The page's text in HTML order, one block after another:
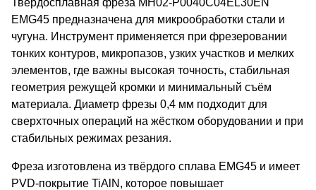
EMG45 предназначена для микрообработки стали и
чугуна. Инструмент применяется при фрезеровании
тонких контуров, микропазов, узких участков и мелких
элементов, где важны высокая точность, стабильная
геометрия режущей кромки и минимальный съём
материала. Диаметр фрезы 0,4 мм подходит для
сверхточных операций на жёстком оборудовании и при
стабильных режимах резания.
Фреза изготовлена из твёрдого сплава EMG45 и имеет
PVD-покрытие TiAlN, которое повышает